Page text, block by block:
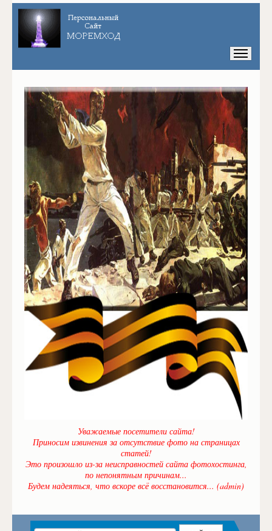
Уважаемые посетители сайта!
Приносим извинения за отсутствие фото на страницах
статей!
Это произошло из-за неисправностей сайта фотохостинга,
по непонятным причинам...
Будем надеяться, что вскоре всё восстановится... (admin)